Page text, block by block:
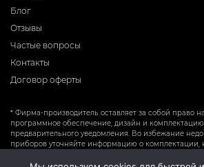
Блог
Отзывы
Частые вопросы
Контакты
Договор оферты
* Фирма-производитель оставляет за собой право
программное обеспечение, дизайн и
предварительного уведомления. Во избежание
приборов уточняйте информацию о комплектации,
является публичной офертой.